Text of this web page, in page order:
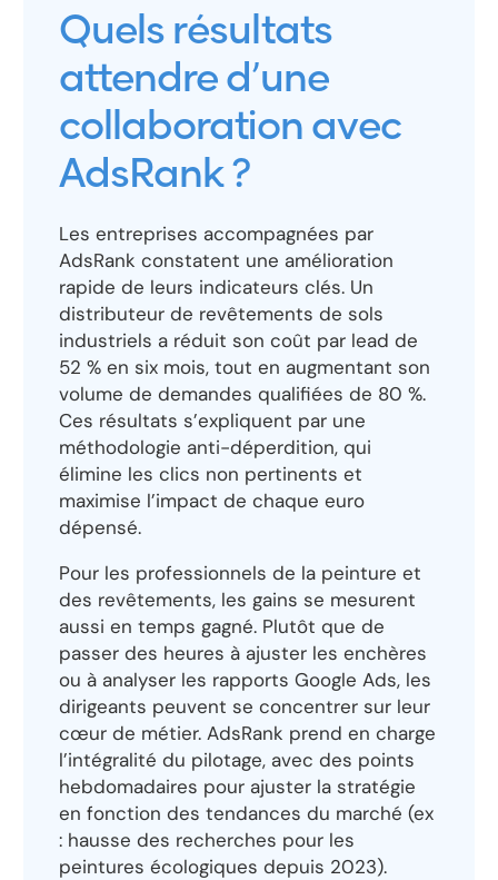
Quels résultats
attendre d’une
collaboration avec
AdsRank ?
Les entreprises accompagnées par
AdsRank constatent une amélioration
rapide de leurs indicateurs clés. Un
distributeur de revêtements de sols
industriels a réduit son coût par lead de
52 % en six mois, tout en augmentant son
volume de demandes qualifiées de 80 %.
Ces résultats s’expliquent par une
méthodologie anti-déperdition, qui
élimine les clics non pertinents et
maximise l’impact de chaque euro
dépensé.
Pour les professionnels de la peinture et
des revêtements, les gains se mesurent
aussi en temps gagné. Plutôt que de
passer des heures à ajuster les enchères
ou à analyser les rapports Google Ads, les
dirigeants peuvent se concentrer sur leur
cœur de métier. AdsRank prend en charge
l’intégralité du pilotage, avec des points
hebdomadaires pour ajuster la stratégie
en fonction des tendances du marché (ex
: hausse des recherches pour les
peintures écologiques depuis 2023).